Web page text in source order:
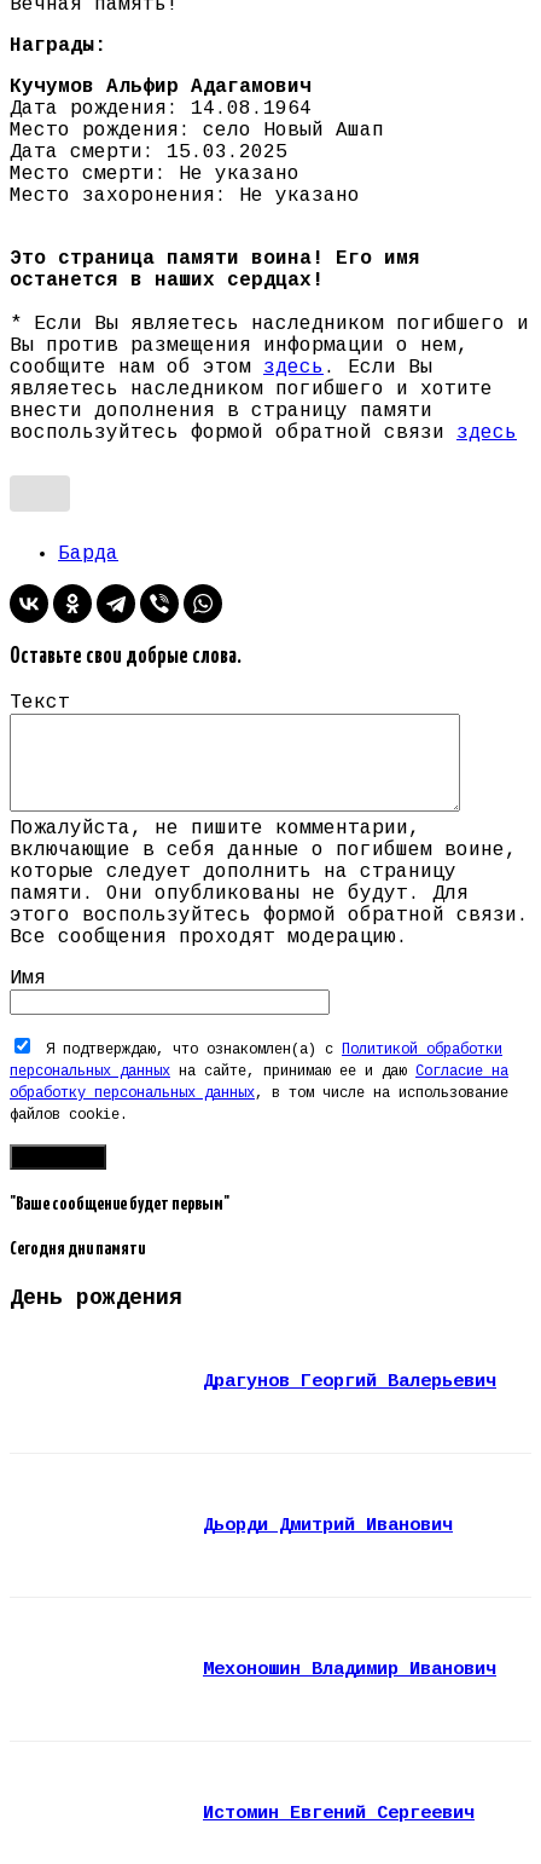
Вечная память!
Награды:
Кучумов Альфир Адагамович
Дата рождения: 14.08.1964
Место рождения: село Новый Ашап
Дата смерти: 15.03.2025
Место смерти: Не указано
Место захоронения: Не указано
Это страница памяти воина! Его имя
останется в наших сердцах!
* Если Вы являетесь наследником погибшего и
Вы против размещения информации о нем,
сообщите нам об этом здесь . Если Вы
являетесь наследником погибшего и хотите
внести дополнения в страницу памяти
воспользуйтесь формой обратной связи здесь
Барда
Оставьте свои добрые слова.
Текст
Пожалуйста, не пишите комментарии,
включающие в себя данные о погибшем воине,
которые следует дополнить на страницу
памяти. Они опубликованы не будут. Для
этого воспользуйтесь формой обратной связи.
Все сообщения проходят модерацию.
Имя
Я подтверждаю, что ознакомлен(а) с
Политикой обработки
персональных данных на сайте, принимаю ее и даю Согласие на
обработку персональных данных, в том числе на использование
файлов cookie.
"Ваше сообщение будет первым"
Сегодня дни памяти
День рождения
Драгунов Георгий Валерьевич
Дьорди Дмитрий Иванович
Мехоношин Владимир Иванович
Истомин Евгений Сергеевич